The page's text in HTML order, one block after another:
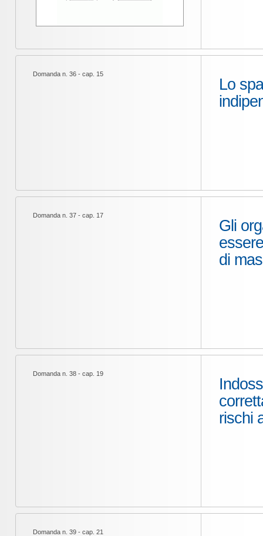
Domanda n. 36 - cap. 15
Lo
Domanda n. 37 - cap. 17
Gli
di
Domanda n. 38 - cap. 19
rischi
Domanda n. 39 - cap. 21